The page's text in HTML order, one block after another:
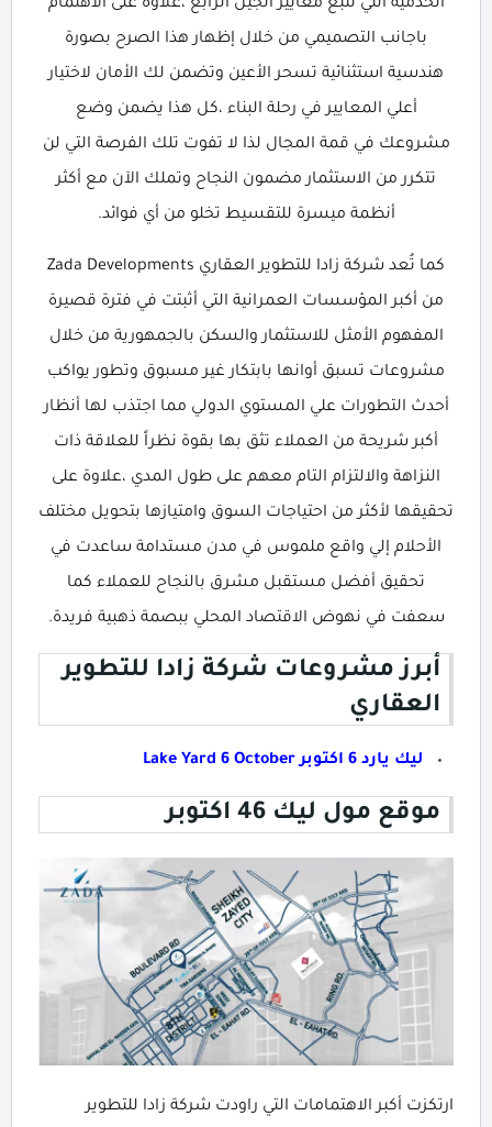
الخدمية التي تتبع معايير الجيل الرابع ،علاوة على الاهتمام
باجانب التصميمي من خلال إظهار هذا الصرح بصورة
هندسية استثنائية تسحر الأعين وتضمن لك الأمان لاختيار
أعلي المعايير في رحلة البناء ،كل هذا يضمن وضع
مشروعك في قمة المجال لذا لا تفوت تلك الفرصة التي لن
تتكرر من الاستثمار مضمون النجاح وتملك الآن مع أكثر
أنظمة ميسرة للتقسيط تخلو من أي فوائد.
كما تُعد شركة زادا للتطوير العقاري Zada Developments
من أكبر المؤسسات العمرانية التي أثبتت في فترة قصيرة
المفهوم الأمثل للاستثمار والسكن بالجمهورية من خلال
مشروعات تسبق أوانها بابتكار غير مسبوق وتطور يواكب
أحدث التطورات علي المستوي الدولي مما اجتذب لها أنظار
أكبر شريحة من العملاء تثق بها بقوة نظراً للعلاقة ذات
النزاهة والالتزام التام معهم على طول المدي ،علاوة على
تحقيقها لأكثر من احتياجات السوق وامتيازها بتحويل مختلف
الأحلام إلي واقع ملموس في مدن مستدامة ساعدت في
تحقيق أفضل مستقبل مشرق بالنجاح للعملاء كما
سعفت في نهوض الاقتصاد المحلي ببصمة ذهبية فريدة.
أبرز مشروعات شركة زادا للتطوير
العقاري
ليك يارد 6 اكتوبر Lake Yard 6 October
موقع مول ليك 46 اكتوبر
ارتكزت أكبر الاهتمامات التي راودت شركة زادا للتطوير